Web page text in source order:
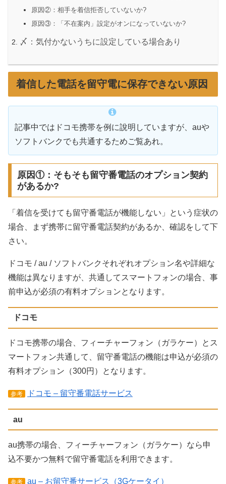
原因②：相手を着信拒否していないか?
原因③：「不在案内」設定がオンになっていないか?
〆：気付かないうちに設定している場合あり
着信した電話を留守電に保存できない原因
記事中ではドコモ携帯を例に說明していますが、auや
ソフトバンクでも共通するためご覧あれ。
原因①：そもそも留守番電話のオプション契約
があるか?
「着信を受けても留守番電話が機能しない」という症状の
場合、まず携帯に留守番電話契約があるか、確認をして下
さい。
ドコモ / au / ソフトバンクそれぞれオプション名や詳細な
機能は異なりますが、共通してスマートフォンの場合、事
前申込が必須の有料オプションとなります。
ドコモ
ドコモ携帯の場合、フィーチャーフォン（ガラケー）とス
マートフォン共通して、留守番電話の機能は申込が必須の
有料オプション（300円）となります。
参考 ドコモ – 留守番電話サービス
au
au携帯の場合、フィーチャーフォン（ガラケー）なら申
込不要かつ無料で留守番電話を利用できます。
参考 au – お留守番サービス（3Gケータイ）